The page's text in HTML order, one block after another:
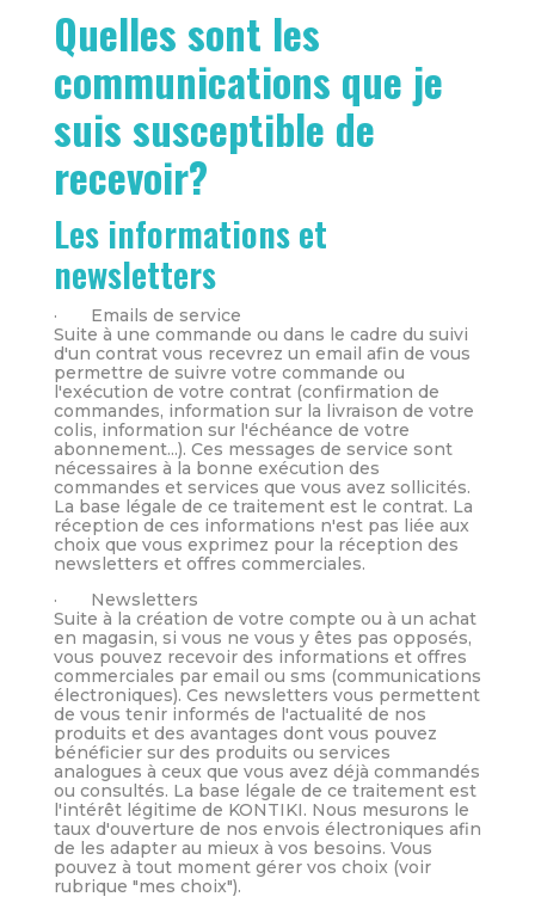
Quelles sont les
communications que je
suis susceptible de
recevoir?
Les informations et
newsletters
· Emails de service
Suite à une commande ou dans le cadre du suivi
d'un contrat vous recevrez un email afin de vous
permettre de suivre votre commande ou
l'exécution de votre contrat (confirmation de
commandes, information sur la livraison de votre
colis, information sur l'échéance de votre
abonnement...). Ces messages de service sont
nécessaires à la bonne exécution des
commandes et services que vous avez sollicités.
La base légale de ce traitement est le contrat. La
réception de ces informations n'est pas liée aux
choix que vous exprimez pour la réception des
newsletters et offres commerciales.
· Newsletters
Suite à la création de votre compte ou à un achat
en magasin, si vous ne vous y êtes pas opposés,
vous pouvez recevoir des informations et offres
commerciales par email ou sms (communications
électroniques). Ces newsletters vous permettent
de vous tenir informés de l'actualité de nos
produits et des avantages dont vous pouvez
bénéficier sur des produits ou services
analogues à ceux que vous avez déjà commandés
ou consultés. La base légale de ce traitement est
l'intérêt légitime de KONTIKI. Nous mesurons le
taux d'ouverture de nos envois électroniques afin
de les adapter au mieux à vos besoins. Vous
pouvez à tout moment gérer vos choix (voir
rubrique "mes choix").